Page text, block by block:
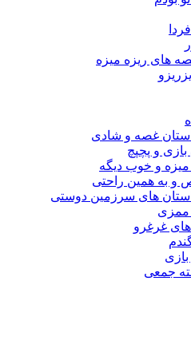
و پچپچ
میزه و خوب دیگه
و به همین راحتی
های غرغرو
جمعی